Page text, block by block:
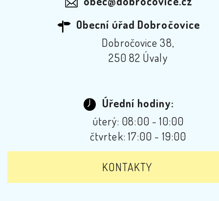
Obecní úřad Dobročovice
Dobročovice 38,
250 82 Úvaly
Úřední hodiny:
úterý: 08:00 - 10:00
čtvrtek: 17:00 - 19:00
KONTAKTY